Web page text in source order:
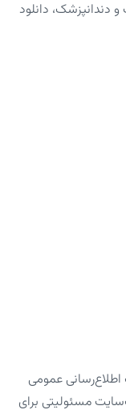
دندانپزشک، دانلود
عمومی
مسئولیتی برای